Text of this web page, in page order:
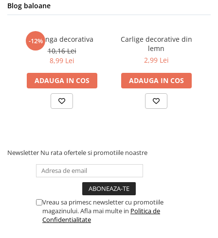
Blog baloane
-12%
Creanga decorativa
10,16 Lei
8,99 Lei
ADAUGA IN COS
Carlige decorative din
lemn
2,99 Lei
ADAUGA IN COS
Newsletter Nu rata ofertele si promotiile noastre
Vreau sa primesc newsletter cu promotiile
magazinului. Afla mai multe in Politica de
Confidentialitate